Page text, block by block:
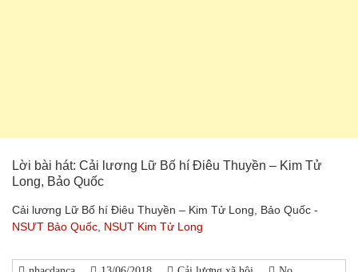
Lời bài hát: Cải lương Lữ Bố hí Điêu Thuyền – Kim Tử
Long, Bảo Quốc
Cải lương Lữ Bố hí Điêu Thuyền – Kim Tử Long, Bảo Quốc -
NSƯT Bảo Quốc NSUT Kim Tử Long